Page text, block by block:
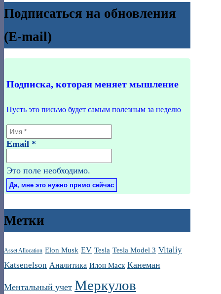
Подписаться на обновления
(E-mail)
Подписка, которая меняет мышление
Пусть это письмо будет самым полезным за неделю
Email *
Это поле необходимо.
Метки
Asset Allocation Elon Musk EV Tesla Tesla Model 3 Vitaliy
Katsenelson Аналитика Илон Маск Канеман
Ментальный учет Меркулов